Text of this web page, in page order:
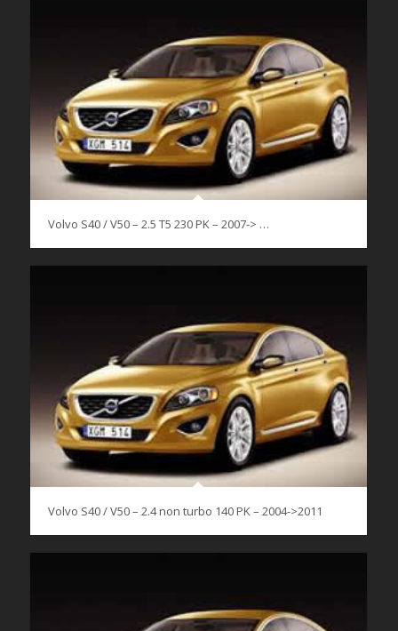
Volvo S40 / V50 – 2.5 T5 230 PK – 2007-> …
Volvo S40 / V50 – 2.4 non turbo 140 PK – 2004->2011